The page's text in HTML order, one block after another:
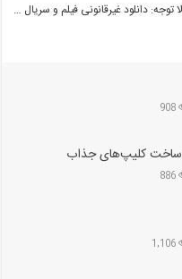
دانلود غیرقانونی فیلم و سریال …
908
ساخت کلیپ‌های جذاب
886
1,106